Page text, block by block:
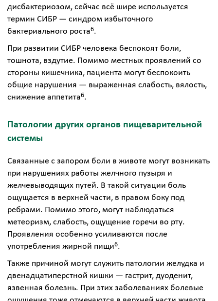
дисбактериозом, сейчас всё шире используется
термин СИБР — синдром избыточного
бактериального роста6.
При развитии СИБР человека беспокоят боли,
тошнота, вздутие. Помимо местных проявлений со
стороны кишечника, пациента могут беспокоить
общие нарушения — выраженная слабость, вялость,
снижение аппетита6.
Патологии других органов пищеварительной
системы
Связанные с запором боли в животе могут возникать
при нарушениях работы желчного пузыря и
желчевыводящих путей. В такой ситуации боль
ощущается в верхней части, в правом боку под
ребрами. Помимо этого, могут наблюдаться
метеоризм, слабость, ощущение горечи во рту.
Проявления особенно усиливаются после
употребления жирной пищи6.
Также причиной могут служить патологии желудка и
двенадцатиперстной кишки — гастрит, дуоденит,
язвенная болезнь. При этих заболеваниях болевые